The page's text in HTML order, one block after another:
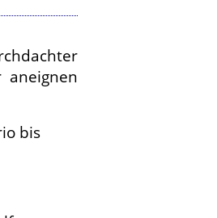
bis